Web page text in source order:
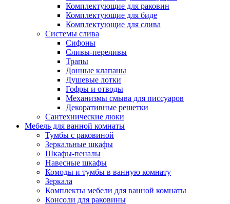
Комплектующие для раковин
Комплектующие для биде
Комплектующие для слива
Системы слива
Сифоны
Сливы-переливы
Трапы
Донные клапаны
Душевые лотки
Гофры и отводы
Механизмы смыва для писсуаров
Декоративные решетки
Сантехнические люки
Мебель для ванной комнаты
Тумбы с раковиной
Зеркальные шкафы
Шкафы-пеналы
Навесные шкафы
Комоды и тумбы в ванную комнату
Зеркала
Комплекты мебели для ванной комнаты
Консоли для раковины